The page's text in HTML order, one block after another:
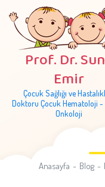
Prof. Dr.
Emir
Çocuk Sağlığı ve
Doktoru Çocuk Hematoloji -
Onkoloji
Anasayfa Blog